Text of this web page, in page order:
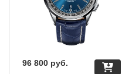
96 800 руб.